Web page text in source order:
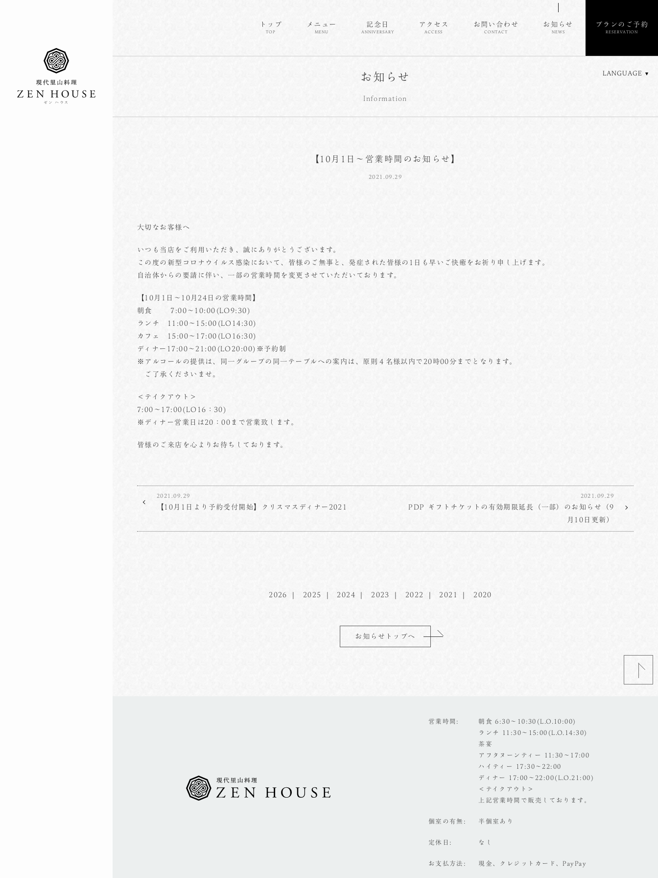
ゼン ハウス
トップ
TOP
メニュー
MENU
記念日
ANNIVERSARY
アクセス
ACCESS
お問い合わせ
CONTACT
お知らせ
NEWS
プランのご予約
RESERVATION
LANGUAGE
お知らせ
Information
【10月1日～営業時間のお知らせ】
2021.09.29
大切なお客様へ
いつも当店をご利用いただき、誠にありがとうございます。
この度の新型コロナウイルス感染において、皆様のご無事と、発症された皆様の1日も早いご快癒をお祈り申し上げます。
自治体からの要請に伴い、一部の営業時間を変更させていただいております。
【10月1日～10月24日の営業時間】
朝食 7:00～10:00(LO9:30)
ランチ 11:00～15:00(LO14:30)
カフェ 15:00～17:00(LO16:30)
ディナー17:00～21:00(LO20:00)※予約制
※アルコールの提供は、同一グループの同一テーブルへの案内は、原則４名様以内で20時00分までとなります。
ご了承くださいませ。
＜テイクアウト＞
7:00～17:00(LO16：30)
※ディナー営業日は20：00まで営業致します。
皆様のご来店を心よりお待ちしております。
2021.09.29
【10月1日より予約受付開始】クリスマスディナー2021
2021.09.29
PDP ギフトチケットの有効期限延長（一部）のお知らせ（9
月10日更新）
2026 2025 2024 2023 2022 2021 2020
お知らせトップへ
営業時間
朝食 6:30～10:30(L.O.10:00)
ランチ 11:30～15:00(L.O.14:30)
茶宴
アフタヌーンティー 11:30～17:00
ハイティー 17:30～22:00
ディナー 17:00～22:00(L.O.21:00)
＜テイクアウト＞
上記営業時間で販売しております。
個室の有無 半個室あり
定休日 なし
お支払方法 現金、クレジットカード、PayPay